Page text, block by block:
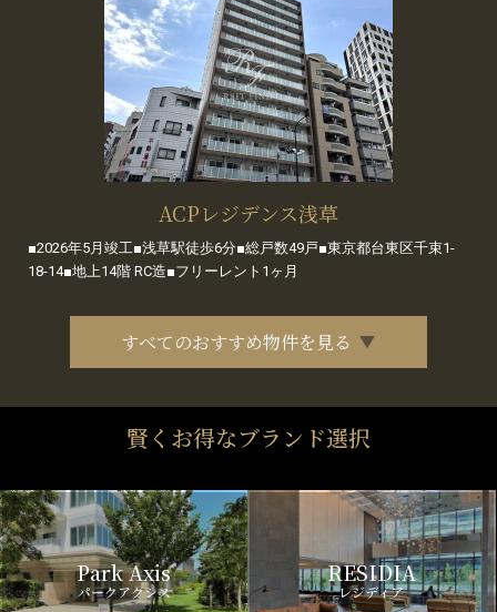
ACPレジデンス浅草
■2026年5月竣工■浅草駅徒歩6分■総戸数49戸■東京都台東区千束1-
18-14■地上14階 RC造■フリーレント1ヶ月
すべてのおすすめ物件を見る
賢くお得なブランド選択
Park Axis
パークアクシス
RESIDIA
レジディア